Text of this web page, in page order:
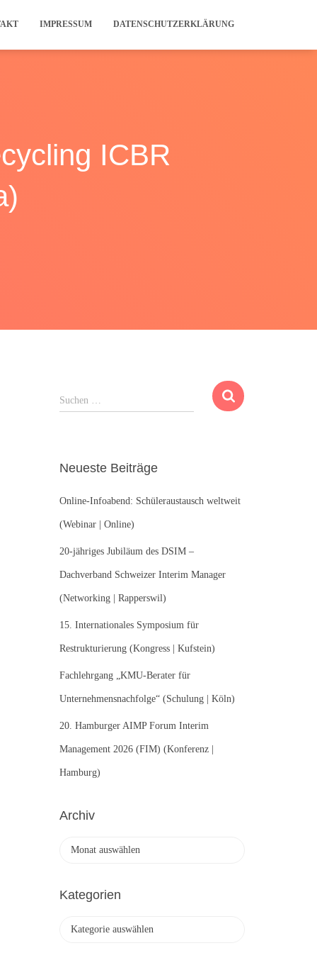
IMPRESSUM DATENSCHUTZERKLÄRUNG
ICBR
u
n
a
c
:
Suchen …
Neueste Beiträge
Online-Infoabend: Schüleraustausch weltweit
(Webinar | Online)
20-jähriges Jubiläum des DSIM –
Dachverband Schweizer Interim Manager
(Networking | Rapperswil)
15. Internationales Symposium für
Restrukturierung (Kongress | Kufstein)
Fachlehrgang „KMU-Berater für
Unternehmensnachfolge“ (Schulung | Köln)
20. Hamburger AIMP Forum Interim
Management 2026 (FIM) (Konferenz |
Hamburg)
Archiv
h
Kategorien